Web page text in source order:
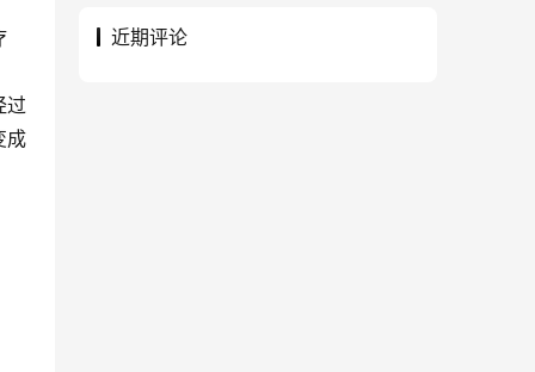
过
成
近期评论